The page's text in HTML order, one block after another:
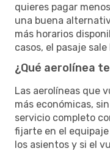
quieres pagar
una buena
más horarios
casos, el pasaje
¿Qué aerolínea
Las aerolíneas que
más económicas,
servicio completo
fijarte en el
los asientos y si el